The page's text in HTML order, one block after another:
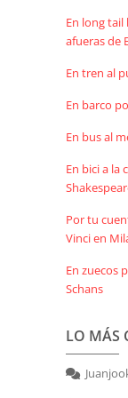
En long
afueras de
En tren al
En barco
En bus al
En bici a la
Por tu
Vinci en
En zuecos
Schans
LO MÁS